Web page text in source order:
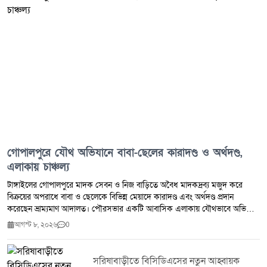
গোপালপুরে যৌথ অভিযানে বাবা-ছেলের কারাদণ্ড ও অর্থদণ্ড,
এলাকায় চাঞ্চল্য
টাঙ্গাইলের গোপালপুরে মাদক সেবন ও নিজ বাড়িতে অবৈধ মাদকদ্রব্য মজুদ করে
বিক্রয়ের অপরাধে বাবা ও ছেলেকে বিভিন্ন মেয়াদে কারাদণ্ড এবং অর্থদণ্ড প্রদান
করেছেন ভ্রাম্যমাণ আদালত। পৌরসভার একটি আবাসিক এলাকায় যৌথভাবে অভিযান
পরিচালনা করে তাদের হাতেনাতে গ্রেপ্তার করার পর তাৎক্ষণিকভাবে এই দণ্ডাদেশ
বৃহস্পতিবার (৬ আগস্ট) দুপুরে উপজেলার গোপালপুর পৌরসভার আভুঙ্গী মহল্লায় এ
মাদকবিরোধী ঝটিকা অভিযান পরিচালিত হয়। ভ্রাম্যমাণ আদালত সূত্রে জানা যায়,
আগস্ট ৮, ২০২৬ 0
সরিষাবাড়ীতে বিসিডিএসের নতুন আহ্বায়ক